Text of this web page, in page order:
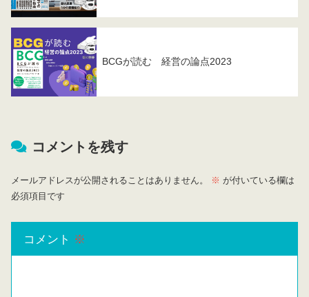
BCGが読む 経営の論点2023
コメントを残す
メールアドレスが公開されることはありません。 ※ が付いている欄は
必須項目です
コメント ※